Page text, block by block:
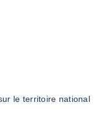
le territoire national